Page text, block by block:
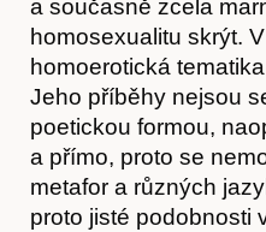
a současně zcela
homosexualitu skrýt.
homoerotická
Jeho příběhy nejsou
poetickou formou,
a přímo, proto se
metafor a různých
proto jisté podobnosti